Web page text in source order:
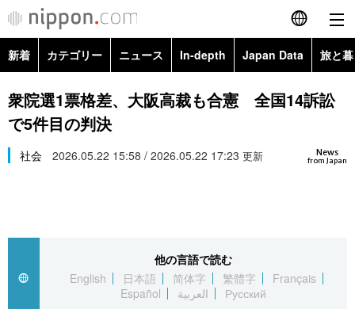
English
简体字
Русский
カテゴリー
経済・ビジネス
国際
トップ
アーカイブ
In-depth
Japan Data
新着 カテゴリー ニュース In-depth Japan Data 旅と
政治・外交
経済・ビジネス
Topics
衆院選1票格差、大阪高裁も合憲 全国14訴訟
で5件目の判決
News
from Japan
社会 2026.05.22 15:58 / 2026.05.22 17:23 更新
他の言語で読む
English
日本語 简体字 繁體字
Français
Español
العربية Русский